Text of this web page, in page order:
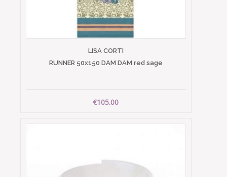
LISA CORTI
RUNNER 50x150 DAM DAM red sage
€105.00